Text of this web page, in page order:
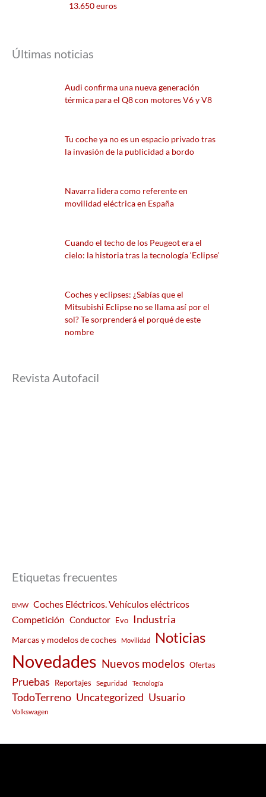
13.650 euros
Últimas noticias
Audi confirma una nueva generación
térmica para el Q8 con motores V6 y V8
Tu coche ya no es un espacio privado tras
la invasión de la publicidad a bordo
Navarra lidera como referente en
movilidad eléctrica en España
Cuando el techo de los Peugeot era el
cielo: la historia tras la tecnología ‘Eclipse’
Coches y eclipses: ¿Sabías que el
Mitsubishi Eclipse no se llama así por el
sol? Te sorprenderá el porqué de este
nombre
Revista Autofacil
Etiquetas frecuentes
BMW
Coches Eléctricos. Vehículos eléctricos
Competición Conductor Evo Industria
Marcas y modelos de coches Movilidad Noticias
Novedades Nuevos modelos Ofertas
Pruebas Reportajes Seguridad Tecnología
TodoTerreno Uncategorized Usuario
Volkswagen